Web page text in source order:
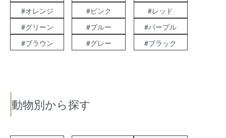
#オレンジ
#ピンク
#レッド
#グリーン
#ブルー
#パープル
#ブラウン
#グレー #ブラック
動物別から探す